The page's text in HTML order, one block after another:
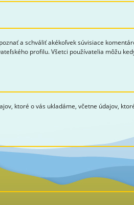
a schváliť akékoľvek súvisiace
profilu. Všetci používatelia môžu
ktoré o vás ukladáme, včetne údajov,